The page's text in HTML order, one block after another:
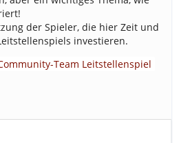
der Spieler, die hier Zeit und
investieren.
Team Leitstellenspiel